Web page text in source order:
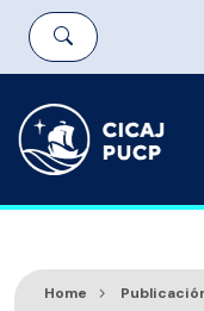
Home